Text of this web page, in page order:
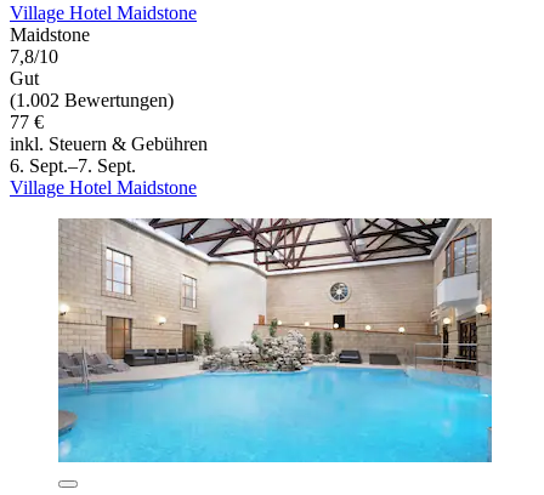
Village Hotel Maidstone
Maidstone
7,8/10
Gut
(1.002 Bewertungen)
77 €
inkl. Steuern & Gebühren
6. Sept.–7. Sept.
Village Hotel Maidstone